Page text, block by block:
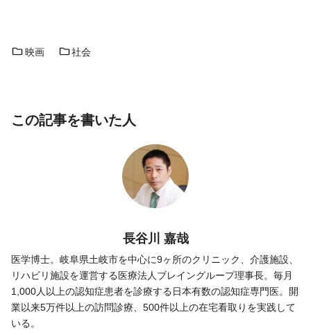
映画 社会
この記事を書いた人
長谷川 嘉哉
医学博士。岐阜県土岐市を中心に9ヶ所のクリニック、介護施設、
リハビリ施設を運営する医療法人ブレイングループ理事長。毎月
1,000人以上の認知症患者を診療する日本有数の認知症専門医。開
業以来5万件以上の訪問診療、500件以上の在宅看取りを実践して
いる。